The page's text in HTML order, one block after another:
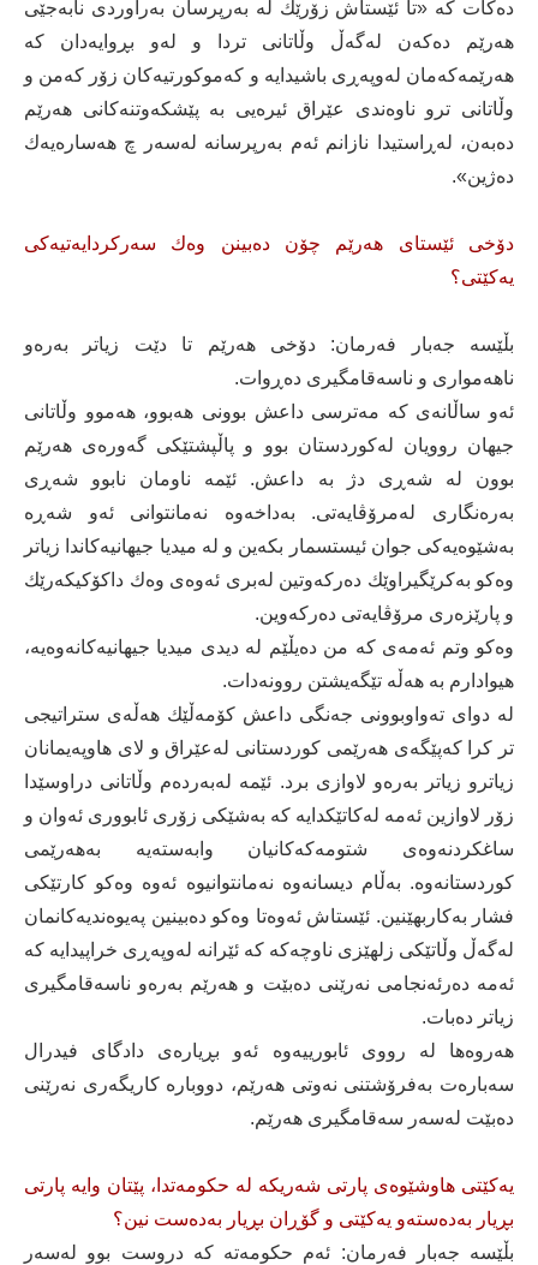
دەكات كە «تا ئێستاش زۆرێك لە بەرپرسان بەراوردی نابەجێی
هەرێم دەكەن لەگەڵ وڵاتانی تردا و لەو بڕوایەدان كە
هەرێمەكەمان لەوپەڕی باشیدایە و كەموكورتیەكان زۆر كەمن و
وڵاتانی ترو ناوەندی عێراق ئیرەیی بە پێشكەوتنەكانی هەرێم
دەبەن، لەڕاستیدا نازانم ئەم بەرپرسانە لەسەر چ هەسارەیەك
دەژین».
دۆخی ئێستای هەرێم چۆن دەبینن وەك سەركردایەتیەكی
یەكێتی؟
بڵێسە جەبار فەرمان: دۆخی هەرێم تا دێت زیاتر بەرەو
ناهەمواری و ناسەقامگیری دەڕوات.
ئەو ساڵانەی كە مەترسی داعش بوونی هەبوو، هەموو وڵاتانی
جیهان روویان لەكوردستان بوو و پاڵپشتێكی گەورەی هەرێم
بوون لە شەڕی دژ بە داعش. ئێمە ناومان نابوو شەڕی
بەرەنگاری لەمرۆڤایەتی. بەداخەوە نەمانتوانی ئەو شەڕە
بەشێوەیەكی جوان ئیستسمار بكەین و لە میدیا جیهانیەكاندا زیاتر
وەكو بەكرێگیراوێك دەركەوتین لەبری ئەوەی وەك داكۆكیكەرێك
و پارێزەری مرۆڤایەتی دەركەوین.
وەكو وتم ئەمەی كە من دەیڵێم لە دیدی میدیا جیهانیەكانەوەیە،
هیوادارم بە هەڵە تێگەیشتن روونەدات.
لە دوای تەواوبوونی جەنگی داعش كۆمەڵێك هەڵەی ستراتیجی
تر كرا كەپێگەی هەرێمی كوردستانی لەعێراق و لای هاوپەیمانان
زیاترو زیاتر بەرەو لاوازی برد. ئێمە لەبەردەم وڵاتانی دراوسێدا
زۆر لاوازین ئەمە لەكاتێكدایە كە بەشێكی زۆری ئابووری ئەوان و
ساغكردنەوەی شتومەكەكانیان وابەستەیە بەهەرێمی
كوردستانەوە. بەڵام دیسانەوە نەمانتوانیوە ئەوە وەكو كارتێكی
فشار بەكاربهێنین. ئێستاش ئەوەتا وەكو دەبینین پەیوەندیەكانمان
لەگەڵ وڵاتێكی زلهێزی ناوچەكە كە ئێرانە لەوپەڕی خراپیدایە كە
ئەمە دەرئەنجامی نەرێنی دەبێت و هەرێم بەرەو ناسەقامگیری
زیاتر دەبات.
هەروەها لە رووی ئابورییەوە ئەو بڕیارەی دادگای فیدرال
سەبارەت بەفرۆشتنی نەوتی هەرێم، دووبارە كاریگەری نەرێنی
دەبێت لەسەر سەقامگیری هەرێم.
یەكێتی هاوشێوەی پارتی شەریكە لە حكومەتدا، پێتان وایە پارتی
بڕیار بەدەستەو یەكێتی و گۆڕان بڕیار بەدەست نین؟
بڵێسە جەبار فەرمان: ئەم حكومەتە كە دروست بوو لەسەر